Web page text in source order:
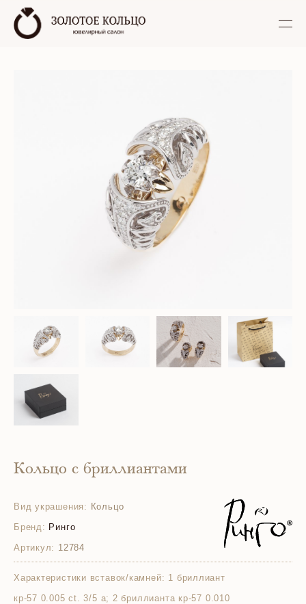
Кольцо с бриллиантами
Вид украшения: Кольцо
Бренд: Ринго
Артикул: 12784
Характеристики вставок/камней: 1 бриллиант
кр-57 0.005 ct. 3/5 а; 2 бриллианта кр-57 0.010